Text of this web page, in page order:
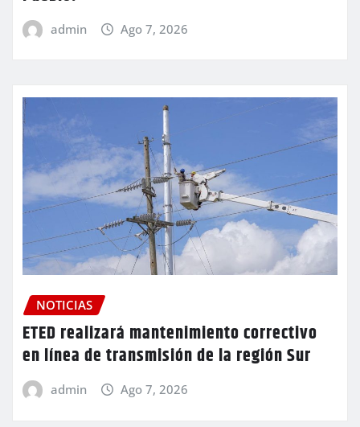
admin Ago 7, 2026
NOTICIAS
ETED realizará mantenimiento correctivo
en línea de transmisión de la región Sur
admin Ago 7, 2026